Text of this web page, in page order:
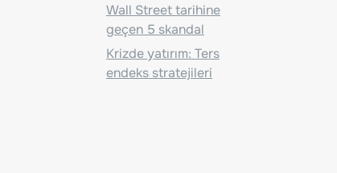
Wall Street tarihine
geçen 5 skandal
Krizde yatırım: Ters
endeks stratejileri